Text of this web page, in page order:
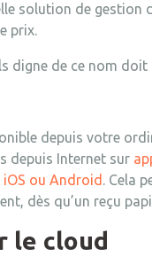
solution de gestion
prix.
digne de ce nom
depuis votre
depuis Internet sur
ou Android . Cela
dès qu’un reçu
le cloud